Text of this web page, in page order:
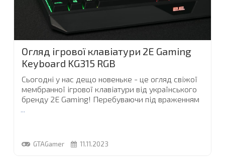
Огляд ігрової клавіатури 2E Gaming
Keyboard KG315 RGB
Сьогодні у нас дещо новеньке - це огляд свіжої
мембранної ігрової клавіатури від українського
бренду 2E Gaming! Перебуваючи під враженням
GTAGamer 11.11.2023